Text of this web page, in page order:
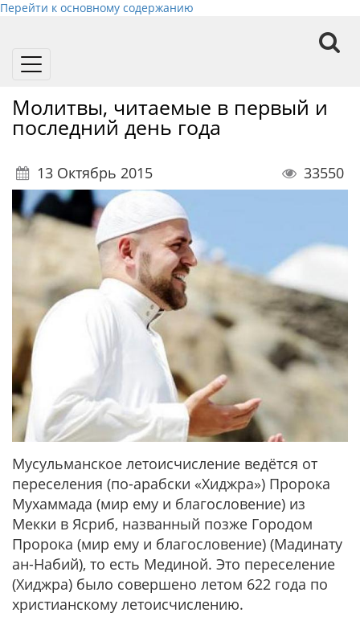
Перейти к основному содержанию
Toggle
Молитвы, читаемые в первый и
последний день года
13 Октябрь 2015 33550
Мусульманское летоисчисление ведётся от
переселения (по-арабски «Хиджра») Пророка
Мухаммада (мир ему и благословение) из
Мекки в Ясриб, названный позже Городом
Пророка (мир ему и благословение) (Мадинату
ан-Набий), то есть Мединой. Это переселение
(Хиджра) было совершено летом 622 года по
христианскому летоисчислению.